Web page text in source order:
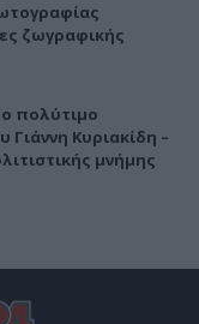
ζωγραφικής
πολύτιμο
Κυριακίδη –
μνήμης